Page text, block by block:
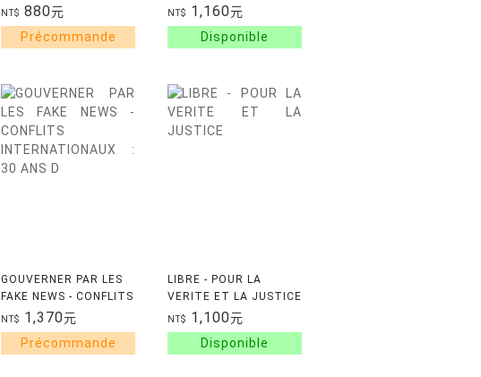
LENINE
NT$ 880元 NT$ 1,160元
GOUVERNER PAR LES
FAKE NEWS - CONFLITS
INTERNATIONAUX : 30
ANS D'INTOX
UTILISEES PAR LES
NT$ 1,370元
LIBRE - POUR LA
VERITE ET LA JUSTICE
NT$ 1,100元